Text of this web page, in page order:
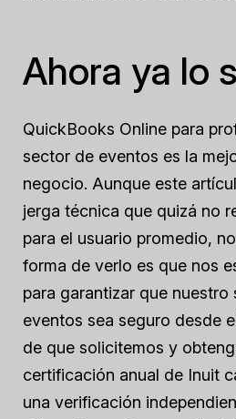
Ahora ya lo
QuickBooks Online para
sector de eventos es la
negocio. Aunque este
jerga técnica que quizá no
para el usuario promedio,
forma de verlo es que nos
para garantizar que nuestro
eventos sea seguro desde
de que solicitemos y
certificación anual de Inuit
una verificación